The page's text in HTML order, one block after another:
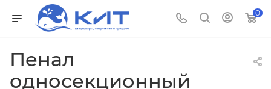
0
Пенал
односекционный